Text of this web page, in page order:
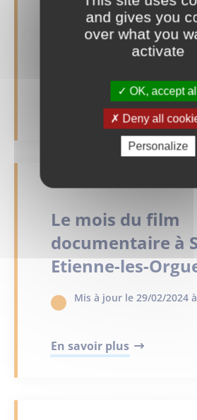
Spectacle «
Livres »
Mis à jour le 29/02/2024 à
En savoir plus
Le mois du film
documentaire à
Etienne-les-
Mis à jour le 29/02/2024
En savoir plus
and gives you
over what you
activate
OK, accept
Deny all
Personalize